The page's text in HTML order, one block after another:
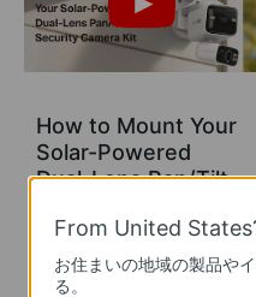
How to Mount Your
Solar-Powered
Dual-Lens Pan/Tilt
| Tapo C645D KIT &
TC93D KIT
From United
お住まいの地域の製品や
る。